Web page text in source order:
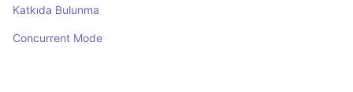
Katkıda Bulunma
Concurrent Mode